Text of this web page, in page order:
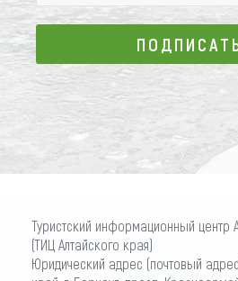
Туристский информационный центр
(ТИЦ Алтайского края)
Юридический адрес (почтовый